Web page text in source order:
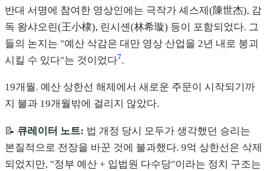
반대 서명에 참여한 영상인에는 극작가 셰스제(陳世杰), 감
독 왕샤오린(王小棣), 린시셴(林希璇) 등이 포함되었다. 그
들의 논지는 "예산 삭감은 대만 영상 산업을 2년 내로 붕괴
시킬 수 있다"는 것이었다7.
19개월. 예산 상한선 해제에서 새로운 주문이 시작되기까
지 불과 19개월밖에 걸리지 않았다.
📝 큐레이터 노트: 법 개정 당시 모두가 생각했던 승리는
본질적으로 전장을 바꾼 것에 불과했다. 9억 상한선은 삭제
되었지만, "정부 예산 + 입법원 다수당"이라는 정치 구조는